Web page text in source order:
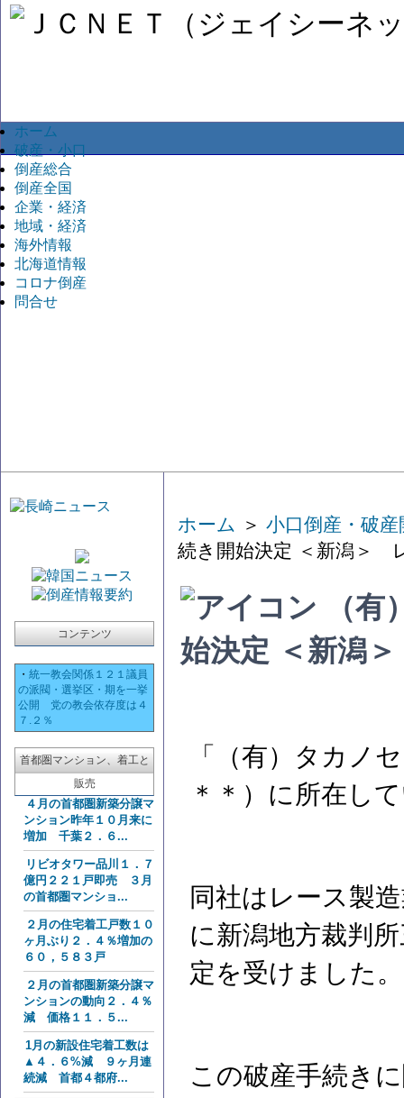
ホーム
破産・小口
倒産総合
倒産全国
企業・経済
地域・経済
海外情報
北海道情報
コロナ倒産
問合せ
コンテンツ
・ 統一教会関係１２１議員
の派閥・選挙区・期を一挙
公開 党の教会依存度は４
７.２％
首都圏マンション、着工と
販売
４月の首都圏新築分譲マ
ンション昨年１０月来に
増加 千葉２．６...
リビオタワー品川１．７
億円２２１戸即売 ３月
の首都圏マンショ...
２月の住宅着工戸数１０
ヶ月ぶり２．４％増加の
６０，５８３戸
２月の首都圏新築分譲マ
ンションの動向２．４％
減 価格１１．５...
1月の新設住宅着工数は
▲４．６%減 ９ヶ月連
続減 首都４都府...
ホーム ＞ 小口倒産・破産
続き開始決定 ＜新潟＞
（有
始決定 ＜新潟
「（有）タカノ
＊＊）に所在し
同社はレース製
に新潟地方裁判
定を受けました。
この破産手続き